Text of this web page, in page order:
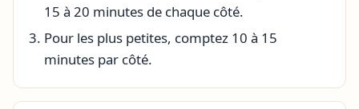
15 à 20 minutes de chaque côté.
Pour les plus petites, comptez 10 à 15
minutes par côté.